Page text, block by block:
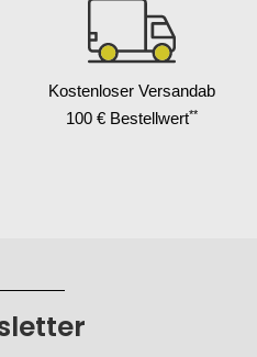
Kostenloser Versandab
100 € Bestellwert**